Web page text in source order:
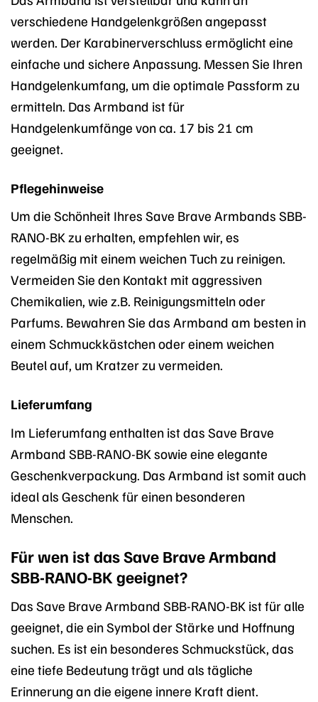
verschiedene Handgelenkgrößen angepasst
werden. Der Karabinerverschluss ermöglicht eine
einfache und sichere Anpassung. Messen Sie Ihren
Handgelenkumfang, um die optimale Passform zu
ermitteln. Das Armband ist für
Handgelenkumfänge von ca. 17 bis 21 cm
geeignet.
Pflegehinweise
Um die Schönheit Ihres Save Brave Armbands SBB-
RANO-BK zu erhalten, empfehlen wir, es
regelmäßig mit einem weichen Tuch zu reinigen.
Vermeiden Sie den Kontakt mit aggressiven
Chemikalien, wie z.B. Reinigungsmitteln oder
Parfums. Bewahren Sie das Armband am besten in
einem Schmuckkästchen oder einem weichen
Beutel auf, um Kratzer zu vermeiden.
Lieferumfang
Im Lieferumfang enthalten ist das Save Brave
Armband SBB-RANO-BK sowie eine elegante
Geschenkverpackung. Das Armband ist somit auch
ideal als Geschenk für einen besonderen
Menschen.
Für wen ist das Save Brave Armband
SBB-RANO-BK geeignet?
Das Save Brave Armband SBB-RANO-BK ist für alle
geeignet, die ein Symbol der Stärke und Hoffnung
suchen. Es ist ein besonderes Schmuckstück, das
eine tiefe Bedeutung trägt und als tägliche
Erinnerung an die eigene innere Kraft dient.